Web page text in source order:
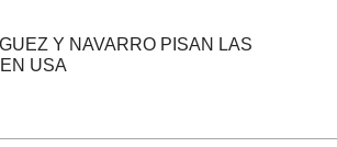
Y NAVARRO PISAN LAS
USA